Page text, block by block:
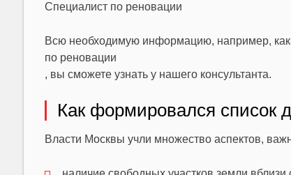
Специалист по реновации
Всю необходимую информацию, например,
по реновации
, вы сможете узнать у нашего консультанта.
Как формировался список
Власти Москвы учли множество аспектов,